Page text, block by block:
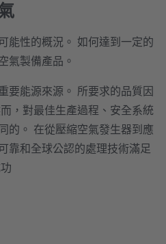
能性的概況。 如何達到一定的
氣製備產品。
要能源來源。 所要求的品質因
，對最佳生產過程、安全系統
的。 在從壓縮空氣發生器到應
靠和全球公認的處理技術滿足